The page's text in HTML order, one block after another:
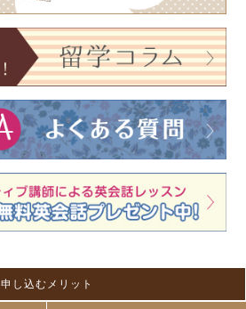
申し込むメリット